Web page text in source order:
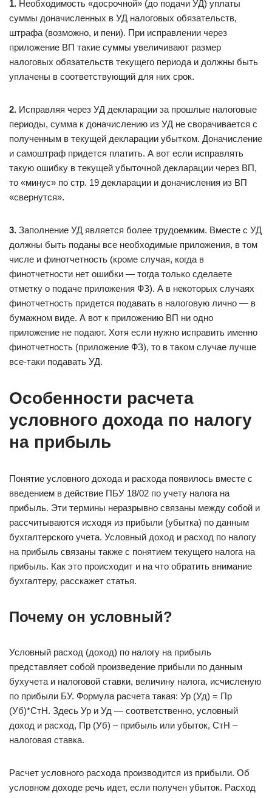
1. Необходимость «досрочной» (до подачи УД) уплаты
суммы доначисленных в УД налоговых обязательств,
штрафа (возможно, и пени). При исправлении через
приложение ВП такие суммы увеличивают размер
налоговых обязательств текущего периода и должны быть
уплачены в соответствующий для них срок.
2. Исправляя через УД декларации за прошлые налоговые
периоды, сумма к доначислению из УД не сворачивается с
полученным в текущей декларации убытком. Доначисление
и самоштраф придется платить. А вот если исправлять
такую ошибку в текущей убыточной декларации через ВП,
то «минус» по стр. 19 декларации и доначисления из ВП
«свернутся».
3. Заполнение УД является более трудоемким. Вместе с УД
должны быть поданы все необходимые приложения, в том
числе и финотчетность (кроме случая, когда в
финотчетности нет ошибки — тогда только сделаете
отметку о подаче приложения ФЗ). А в некоторых случаях
финотчетность придется подавать в налоговую лично — в
бумажном виде. А вот к приложению ВП ни одно
приложение не подают. Хотя если нужно исправить именно
финотчетность (приложение ФЗ), то в таком случае лучше
все-таки подавать УД.
Особенности расчета
условного дохода по налогу
на прибыль
Понятие условного дохода и расхода появилось вместе с
введением в действие ПБУ 18/02 по учету налога на
прибыль. Эти термины неразрывно связаны между собой и
рассчитываются исходя из прибыли (убытка) по данным
бухгалтерского учета. Условный доход и расход по налогу
на прибыль связаны также с понятием текущего налога на
прибыль. Как это происходит и на что обратить внимание
бухгалтеру, расскажет статья.
Почему он условный?
Условный расход (доход) по налогу на прибыль
представляет собой произведение прибыли по данным
бухучета и налоговой ставки, величину налога, исчисленую
по прибыли БУ. Формула расчета такая: Ур (Уд) = Пр
(Уб)*СтН. Здесь Ур и Уд — соответственно, условный
доход и расход, Пр (Уб) – прибыль или убыток, СтН –
налоговая ставка.
Расчет условного расхода производится из прибыли. Об
условном доходе речь идет, если получен убыток. Расход